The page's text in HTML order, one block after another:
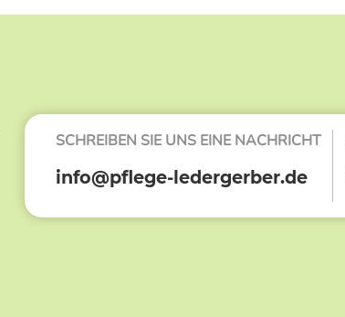
SCHREIBEN SIE UNS EINE NACHRICHT
info@pflege-ledergerber.de